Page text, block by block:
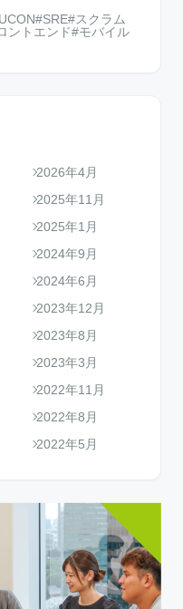
SRE スクラム
ントエンド
モバイル
2026年4月
2025年11月
2025年1月
2024年9月
2024年6月
2023年12月
2023年8月
2023年3月
2022年11月
2022年8月
2022年5月